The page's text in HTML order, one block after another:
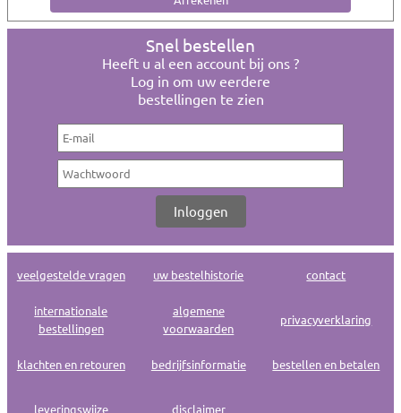
Snel bestellen
Heeft u al een account bij ons ?
Log in om uw eerdere
bestellingen te zien
veelgestelde vragen uw bestelhistorie contact
internationale
bestellingen
algemene
voorwaarden
privacyverklaring
klachten en retouren bedrijfsinformatie bestellen en betalen
leveringswijze disclaimer